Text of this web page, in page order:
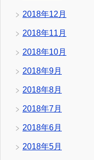
2018年12月
2018年11月
2018年10月
2018年9月
2018年8月
2018年7月
2018年6月
2018年5月